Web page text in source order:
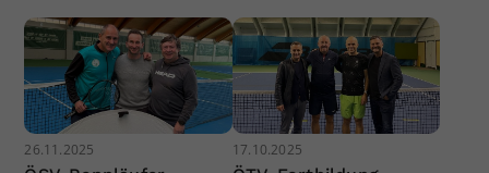
26.11.2025 17.10.2025